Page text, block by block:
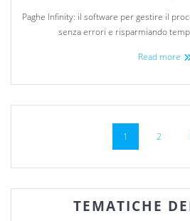
Paghe Infinity: il software per gestire il
senza errori e risparmiando
Read more
1 2
TEMATICHE